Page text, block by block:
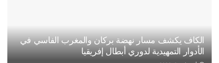
الكاف يكشف مسار نهضة بركان والمغرب الفاسي في
الأدوار التمهيدية لدوري أبطال إفريقيا